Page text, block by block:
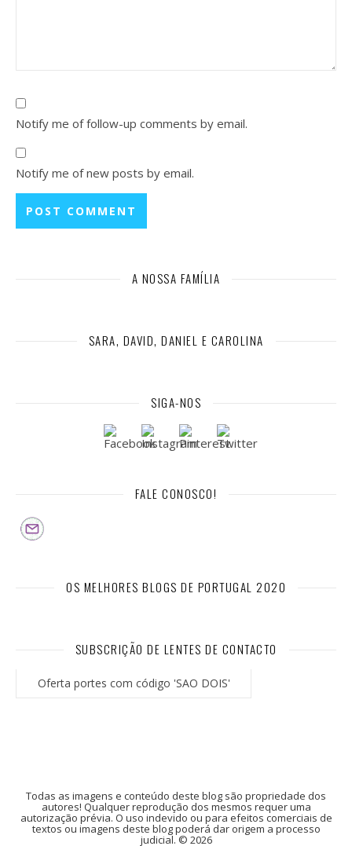
Notify me of follow-up comments by email.
Notify me of new posts by email.
A NOSSA FAMÍLIA
SARA, DAVID, DANIEL E CAROLINA
SIGA-NOS
FALE CONOSCO!
OS MELHORES BLOGS DE PORTUGAL 2020
SUBSCRIÇÃO DE LENTES DE CONTACTO
Oferta portes com código 'SAO DOIS'
Todas as imagens e conteúdo deste blog são propriedade dos
autores! Qualquer reprodução dos mesmos requer uma
autorização prévia. O uso indevido ou para efeitos comerciais de
textos ou imagens deste blog poderá dar origem a processo
judicial. © 2026